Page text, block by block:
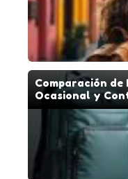
Comparación de
Ocasional y